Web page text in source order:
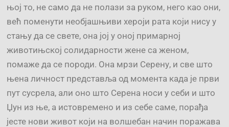
њој то, не само да не полази за руком, него као они,
већ поменути необјашњиви хероји рата који нису у
стању да се свете, она јој у оној примарној
животињској солидарности жене са женом,
помаже да се породи. Она мрзи Серену, и све што
њена личност представља од момента када је први
пут сусрела, али оно што Серена носи у себи и што
Џун из ње, а истовремено и из себе саме, порађа
јесте нови живот који на волшебан начин поражава